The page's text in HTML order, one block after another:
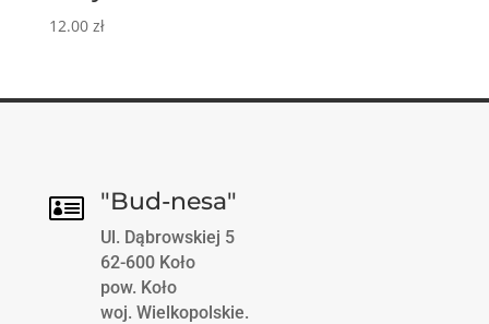
12.00 zł
 "Bud-nesa"
Ul. Dąbrowskiej 5
62-600 Koło
pow. Koło
woj. Wielkopolskie.